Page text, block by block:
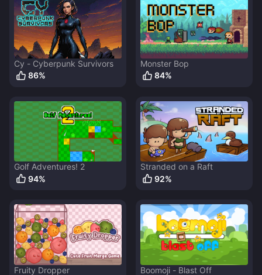
Cy - Cyberpunk Survivors
86%
Monster Bop
84%
Golf Adventures! 2
94%
Stranded on a Raft
92%
Fruity Dropper Boomoji - Blast Off